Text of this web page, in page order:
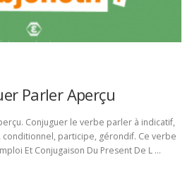
Parler Aperçu
Conjuguer le verbe parler à indicatif,
participe, gérondif. Ce verbe
Et Conjugaison Du Present De L …